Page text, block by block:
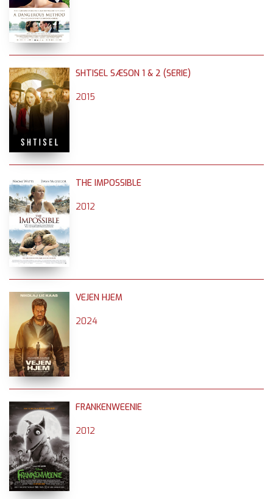
SHTISEL SÆSON 1 & 2 (SERIE)
2015
THE IMPOSSIBLE
2012
VEJEN HJEM
2024
FRANKENWEENIE
2012